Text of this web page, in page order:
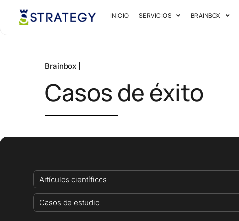
INICIO SERVICIOS BRAINBOX
Brainbox
Casos de éxito
Artículos científicos
Casos de estudio